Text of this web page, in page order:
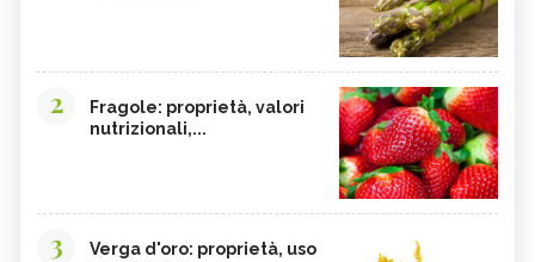
2
Fragole: proprietà, valori
nutrizionali,...
3
Verga d'oro: proprietà, uso